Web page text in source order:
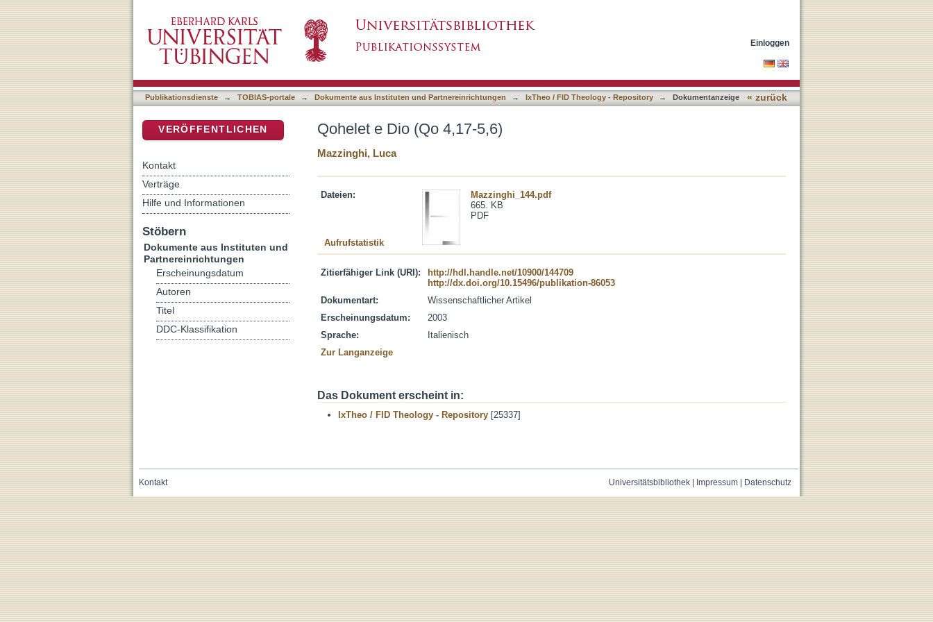
Einloggen
Publikationsdienste → TOBIAS-portale → Dokumente aus Instituten und Partnereinrichtungen → IxTheo / FID Theology - Repository → Dokumentanzeige « zurück
Qohelet e Dio (Qo 4,17-5,6)
Mazzinghi, Luca
Dateien:
Mazzinghi_144.pdf
665. KB
PDF
Aufrufstatistik
Zitierfähiger Link (URI):
http://hdl.handle.net/10900/144709
http://dx.doi.org/10.15496/publikation-86053
Dokumentart:
Wissenschaftlicher Artikel
Erscheinungsdatum:
2003
Sprache:
Italienisch
Zur Langanzeige
Das Dokument erscheint in:
IxTheo / FID Theology - Repository [25337]
VERÖFFENTLICHEN
Kontakt
Verträge
Hilfe und Informationen
Stöbern
Dokumente aus Instituten und
Partnereinrichtungen
Erscheinungsdatum
Autoren
Titel
DDC-Klassifikation
Universitätsbibliothek| Impressum| Datenschutz
Kontakt